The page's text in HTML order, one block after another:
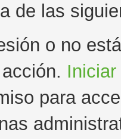
de las
o no
para